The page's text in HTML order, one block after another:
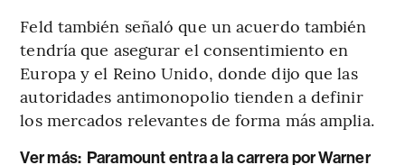
Feld también señaló que un acuerdo también
tendría que asegurar el consentimiento en
Europa y el Reino Unido, donde dijo que las
autoridades antimonopolio tienden a definir
los mercados relevantes de forma más amplia.
Ver más: Paramount entra a la carrera por Warner